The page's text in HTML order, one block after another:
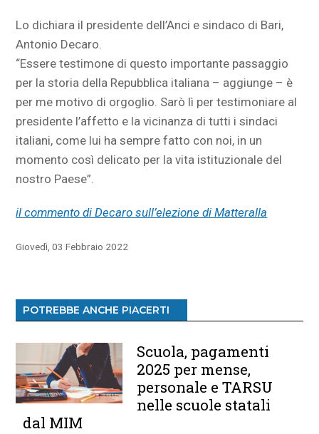
Lo dichiara il presidente dell’Anci e sindaco di Bari,
Antonio Decaro.
“Essere testimone di questo importante passaggio
per la storia della Repubblica italiana – aggiunge – è
per me motivo di orgoglio. Sarò lì per testimoniare al
presidente l’affetto e la vicinanza di tutti i sindaci
italiani, come lui ha sempre fatto con noi, in un
momento così delicato per la vita istituzionale del
nostro Paese”.
il commento di Decaro sull’elezione di Matteralla
Giovedì, 03 Febbraio 2022
POTREBBE ANCHE PIACERTI
Scuola, pagamenti
2025 per mense,
personale e TARSU
nelle scuole statali
dal MIM